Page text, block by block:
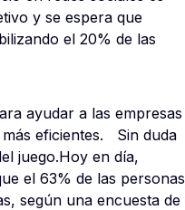
y se espera que
el 20% de las
ayudar a las empresas
eficientes. Sin duda
juego.Hoy en día,
el 63% de las personas
según una encuesta de